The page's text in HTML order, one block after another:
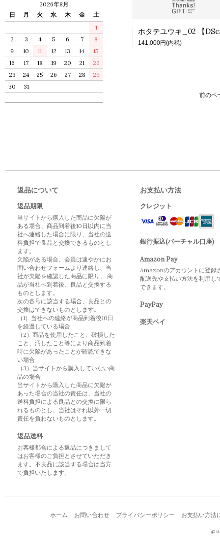
141,000円(内税)
前のペ
2026年8月
日
月 火 水 木 金
土
1
2
3 4 5 6 7
8
9
10 11 12 13 14
15
16
17 18 19 20 21
22
23
24 25 26 27 28
29
30
31
返品について
返品期限
当サイトから購入した商品に欠陥が
ある場合、商品到着後10日以内に当
社へ連絡した場合に限り、当社の送
料負担で良品と交換できるものとし
ます。
欠陥がある場合、会員は速やかにお
問い合わせフォームより連絡し、当
社が欠陥を確認した商品に限り、 商
品が当社へ到着後、良品と交換する
ものとします。
次の各号に該当する場合、良品との
交換はできないものとします。
（1）当社への連絡が商品到着後10日
を経過している場合
（2）商品を使用したこと、破損した
こと、汚したこと等により商品到着
時に欠陥があったことが確認できな
い場合
（3）当サイトから購入していない商
品の場合
当サイトから購入した商品に欠陥が
あった場合の当社の責任は、当社の
送料負担による良品との交換に限ら
れるものとし、当社はそれ以外一切
責任を負わないものとします。
返品送料
お客様都合による返品につきまして
はお客様のご負担とさせていただき
ます。不良品に該当する場合は当方
で負担いたします。
お支払い方法
クレジット
銀行振込(バーチャル口座)
Amazon Pay
Amazonのアカウントに登録
配送先や支払い方法を利用し
できます。
PayPay
楽天ペイ
ホーム お問い合わせ プライバシーポリシー お支払い方法
©